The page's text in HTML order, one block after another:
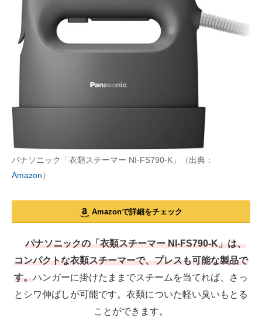
パナソニック「衣類スチーマー NI-FS790-K」（出典：
Amazon）
Amazonで詳細をチェック
パナソニックの「衣類スチーマー NI-FS790-K」は、
コンパクトな衣類スチーマーで、プレスも可能な製品で
す。ハンガーに掛けたままでスチームを当てれば、さっ
とシワ伸ばしが可能です。衣類についた軽い臭いもとる
ことができます。